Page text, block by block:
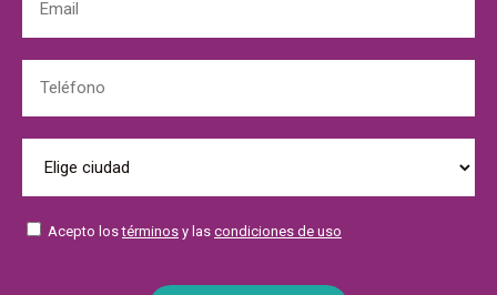
Acepto lostérminos y las condiciones de uso